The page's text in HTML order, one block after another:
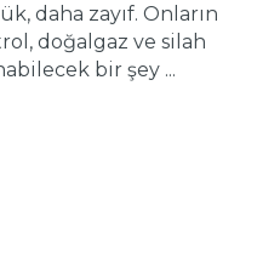
daha zayıf. Onların
doğalgaz ve silah
bir şey ...